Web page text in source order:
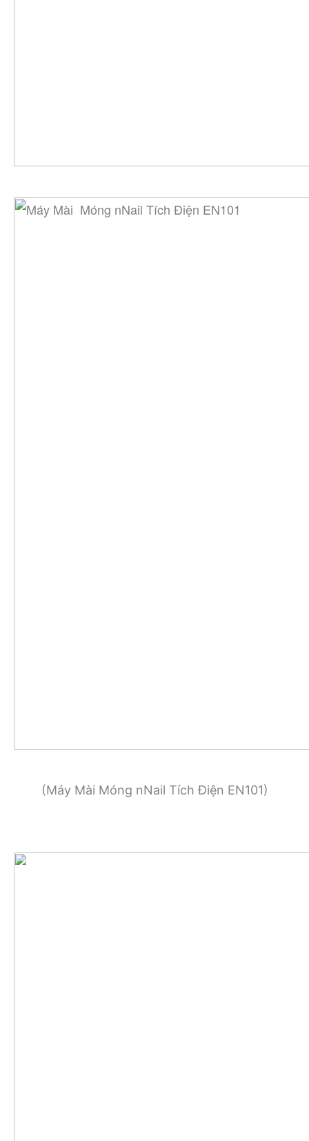
(Máy Mài Móng nNail Tích Điện EN101)